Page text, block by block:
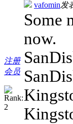
注册
会员
vafomin发
Some
now.